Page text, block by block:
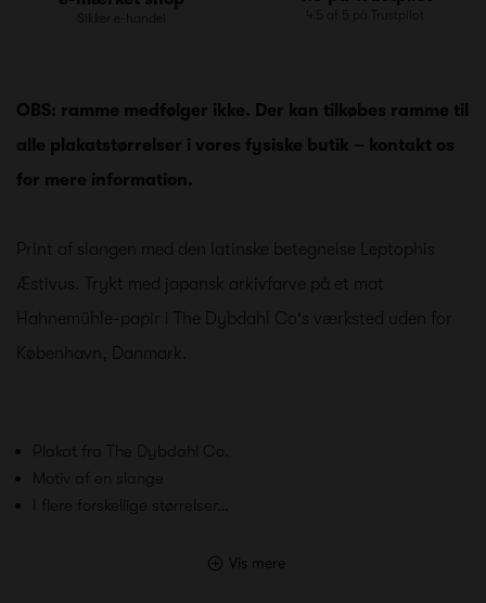
Sikker e-handel 4.5 af 5 på Trustpilot
OBS: ramme medfølger ikke. Der kan tilkøbes ramme til
alle plakatstørrelser i vores fysiske butik – kontakt os
for mere information.
Print af slangen med den latinske betegnelse Leptophis
Æstivus. Trykt med japansk arkivfarve på et mat
Hahnemühle-papir i The Dybdahl Co's værksted uden for
København, Danmark.
Plakat fra The Dybdahl Co.
Motiv af en slange
I flere forskellige størrelser…
Vis mere